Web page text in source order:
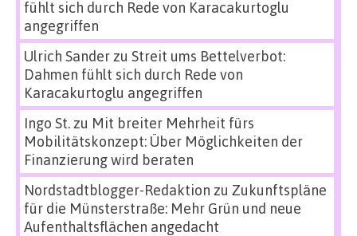
fühlt sich durch Rede von Karacakurtoglu
angegriffen
Ulrich Sanderzu Streit ums Bettelverbot:
Dahmen fühlt sich durch Rede von
Karacakurtoglu angegriffen
Ingo St.zu Mit breiter Mehrheit fürs
Mobilitätskonzept: Über Möglichkeiten der
Finanzierung wird beraten
Nordstadtblogger-Redaktion zu Zukunftspläne
für die Münsterstraße: Mehr Grün und neue
Aufenthaltsflächen angedacht